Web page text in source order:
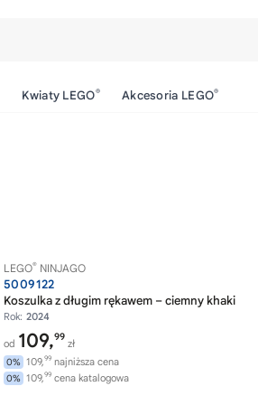
Kwiaty LEGO® Akcesoria LEGO®
LEGO® NINJAGO
5009122
Koszulka z długim rękawem – ciemny khaki
Rok: 2024
od 109,99
zł
0% 109,99 najniższa cena
0% 109,99 cena katalogowa